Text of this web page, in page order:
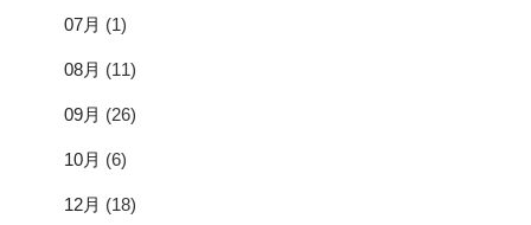
07月 (1)
08月 (11)
09月 (26)
10月 (6)
12月 (18)